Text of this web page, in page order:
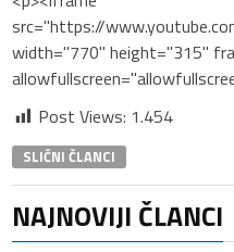
src="https://
width="770" height="315"
Post Views: 1.454
SLIČNI ČLANCI
NAJNOVIJI ČLANCI